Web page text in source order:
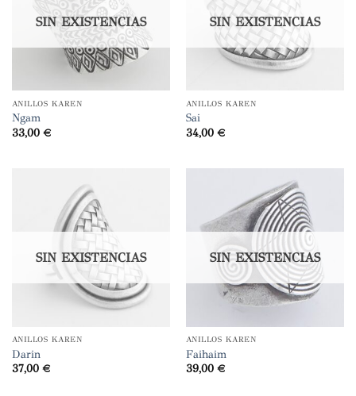
SIN EXISTENCIAS
ANILLOS KAREN
Ngam
33,00 €
SIN EXISTENCIAS
ANILLOS KAREN
Sai
34,00 €
SIN EXISTENCIAS
ANILLOS KAREN
Darin
37,00 €
SIN EXISTENCIAS
ANILLOS KAREN
Faihaim
39,00 €